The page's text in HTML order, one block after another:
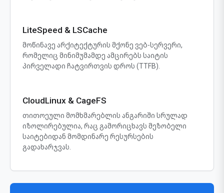
LiteSpeed & LSCache
მოწინავე არქიტექტურის მქონე ვებ-სერვერი,
რომელიც მინიმუმამდე ამცირებს საიტის
პირველადი ჩატვირთვის დროს (TTFB).
CloudLinux & CageFS
თითოეული მომხმარებლის ანგარიში სრულად
იზოლირებულია, რაც გამორიცხავს მეზობელი
საიტებიდან მომდინარე რესურსების
გადახარჯვას.